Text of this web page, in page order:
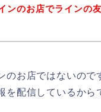
ンのお店でラインの
のお店ではないの
配信しているから